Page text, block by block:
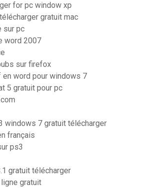
for pc window xp
gratuit mac
sur pc
word 2007
sur firefox
word pour windows 7
5 gratuit pour pc
windows 7 gratuit télécharger
français
ps3
gratuit télécharger
gratuit